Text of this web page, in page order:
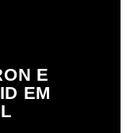
E
EM